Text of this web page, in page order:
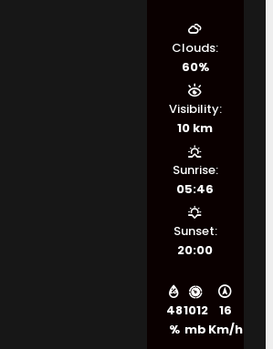
48
%
1012
mb
16
Km/h
Clouds:
60%
Visibility:
10 km
Sunrise:
05:46
Sunset:
20:00